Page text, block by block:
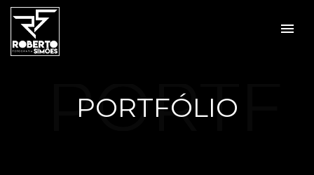
menu
PORTFÓLIO
PORTF